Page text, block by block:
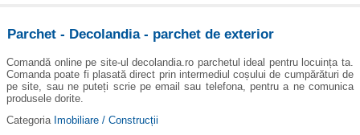
Parchet - Decolandia - parchet de exterior
Comandă online pe site-ul decolandia.ro parchetul ideal pentru locuința ta.
Comanda poate fi plasată direct prin intermediul coșului de cumpărături de
pe site, sau ne puteți scrie pe email sau telefona, pentru a ne comunica
produsele dorite.
Categoria Imobiliare / Construcții